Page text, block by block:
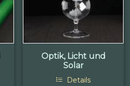
Optik, Licht und
Solar
Details